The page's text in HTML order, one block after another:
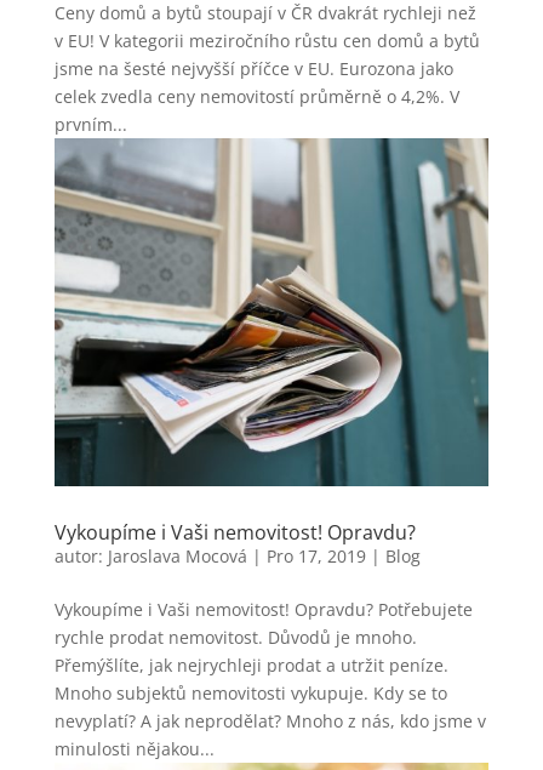
Ceny domů a bytů stoupají v ČR dvakrát rychleji než
v EU! V kategorii meziročního růstu cen domů a bytů
jsme na šesté nejvyšší příčce v EU. Eurozona jako
celek zvedla ceny nemovitostí průměrně o 4,2%. V
prvním...
Vykoupíme i Vaši nemovitost! Opravdu?
autor: Jaroslava Mocová | Pro 17, 2019| Blog
Vykoupíme i Vaši nemovitost! Opravdu? Potřebujete
rychle prodat nemovitost. Důvodů je mnoho.
Přemýšlíte, jak nejrychleji prodat a utržit peníze.
Mnoho subjektů nemovitosti vykupuje. Kdy se to
nevyplatí? A jak neprodělat? Mnoho z nás, kdo jsme v
minulosti nějakou...